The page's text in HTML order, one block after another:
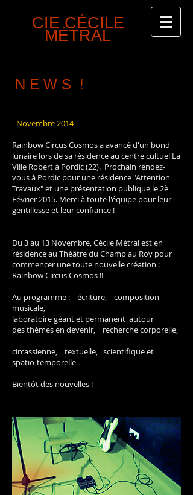
CIECIE
CIE CÉCILE
MÉTRAL
N E W S !
- Novembre 2014 -
Rainbow Circus Cosmos a avancé d'un bond
lunaire lors de sa résidence au centre cultuel La
Ville Robert à Pordic (22). Prochain rendez-
vous à Pordic pour une résidence "Attention
Travaux" et une présentation publique le 2è
Février 2015. Merci à toute l'équipe pour leur
gentillesse et leur confiance !
Du 3 au 13 Novembre, Cécile Métral est en
résidence au Théâtre du Champ au Roy pour
commencer une toute nouvelle création :
Rainbow Circus Cosmos !!
Au programme : écriture, composition
musicale,
laboratoire géant et permanent autour
des thèmes en devenir, recherche corporelle,
circassienne, textuelle, scientifique et
spatio-temporelle
Bientôt des nouvelles !